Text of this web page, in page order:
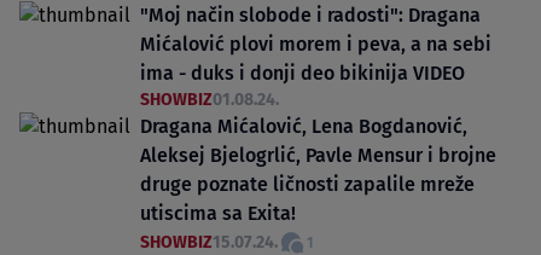
"Moj način slobode i radosti": Dragana
Mićalović plovi morem i peva, a na sebi
ima - duks i donji deo bikinija VIDEO
SHOWBIZ01.08.24.
Dragana Mićalović, Lena Bogdanović,
Aleksej Bjelogrlić, Pavle Mensur i brojne
druge poznate ličnosti zapalile mreže
utiscima sa Exita!
SHOWBIZ15.07.24. 1